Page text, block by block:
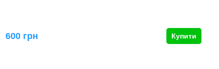
600 грн Купити